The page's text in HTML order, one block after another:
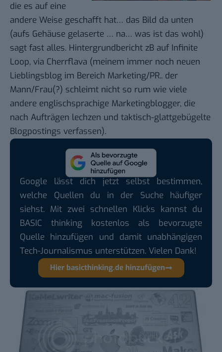
die es auf eine
andere Weise geschafft hat… das Bild da unten
(aufs Gehäuse gelaserte … na… was ist das wohl)
sagt fast alles. Hintergrundbericht zB auf Infinite
Loop, via Cherrflava (meinem immer noch neuen
Lieblingsblog im Bereich Marketing/PR.. der
Mann/Frau(?) schleimt nicht so rum wie viele
andere englischsprachige Marketingblogger, die
nach Aufträgen lechzen und taktisch-glattgebügelte
Blogpostings verfassen).
Google lässt dich jetzt selbst bestimmen,
welche Quellen du in der Suche häufiger
siehst. Mit zwei schnellen Klicks kannst du
BASIC thinking kostenlos als bevorzugte
Quelle hinzufügen und damit unabhängigen
Tech-Journalismus unterstützen. Vielen Dank!
Hier basicthinking.de hinzufügen